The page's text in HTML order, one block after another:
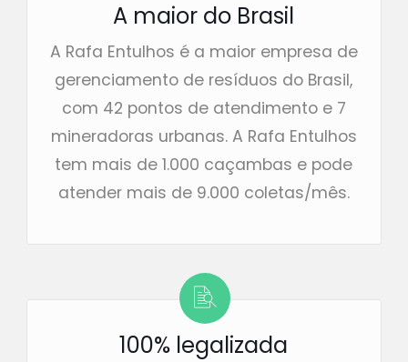
A maior do Brasil
A Rafa Entulhos é a maior empresa de
gerenciamento de resíduos do Brasil,
com 42 pontos de atendimento e 7
mineradoras urbanas. A Rafa Entulhos
tem mais de 1.000 caçambas e pode
atender mais de 9.000 coletas/mês.
100% legalizada